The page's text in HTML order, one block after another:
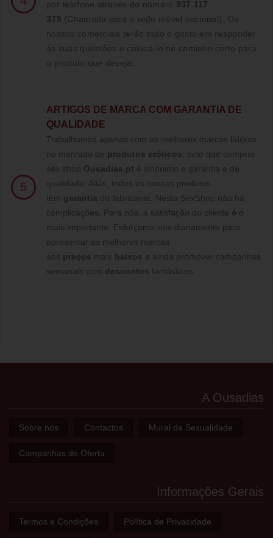
por telefone através do número 937 117
375 (Chamada para a rede móvel nacional)
. Os
nossos comerciais terão todo o gosto em responder
ás suas questões e colocá-lo no caminho certo para
o produto que deseja.
5
ARTIGOS DE MARCA COM GARANTIA DE
QUALIDADE
Trabalhamos apenas com as melhores marcas líderes
no mercado de produtos eróticos , pelo que comprar
sex shop Ousadias.pt é sinónimo e garantia e de
qualidade. Aliás, todos os nossos produtos
têm garantia do fabricante. Nesta SexShop não há
complicações. Para nós, a satisfação do cliente é o
mais importante. Esforçamo-nos diariamente para
apresentar as melhores marcas
aos preços mais baixos e ainda promover campanhas
semanais com descontos fantásticos.
A Ousadias
Sobre nós Contactos Mural da Sexualidade
Campanhas de Oferta
Informações Gerais
Termos e Condições Política de Privacidade